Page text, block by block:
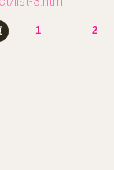
1 2